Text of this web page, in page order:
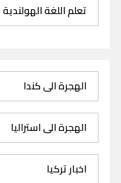
تعلم اللغة الهولندية
الهجرة الى كندا
الهجرة الى استراليا
اخبار تركيا